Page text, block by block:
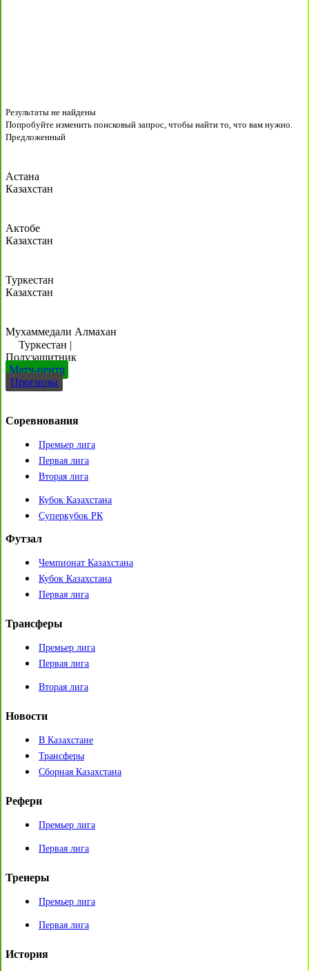
Результаты не найдены
Попробуйте изменить поисковый запрос, чтобы найти то, что вам нужно.
Предложенный
Астана
Казахстан
Актобе
Казахстан
Туркестан
Казахстан
Мухаммедали Алмахан
Туркестан |
Полузащитник
Матч-центр
Прогнозы
Соревнования
Премьер лига
Первая лига
Вторая лига
Кубок Казахстана
Суперкубок РК
Футзал
Чемпионат Казахстана
Кубок Казахстана
Первая лига
Трансферы
Премьер лига
Первая лига
Вторая лига
Новости
В Казахстане
Трансферы
Сборная Казахстана
Рефери
Премьер лига
Первая лига
Тренеры
Премьер лига
Первая лига
История